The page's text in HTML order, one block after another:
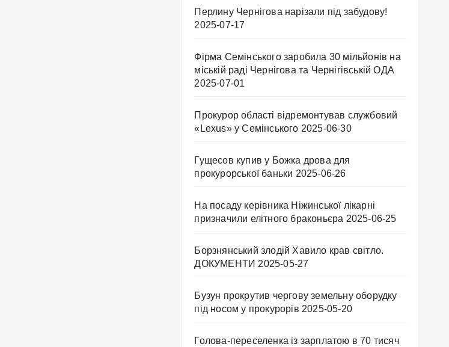
Перлину Чернігова нарізали під забудову!
2025-07-17
Фірма Семінського заробила 30 мільйонів на
міській раді Чернігова та Чернігівській ОДА
2025-07-01
Прокурор області відремонтував службовий
«Lexus» у Семінського 2025-06-30
Гущесов купив у Божка дрова для
прокурорської баньки 2025-06-26
На посаду керівника Ніжинської лікарні
призначили елітного браконьєра 2025-06-25
Борзнянський злодій Хавило крав світло.
ДОКУМЕНТИ 2025-05-27
Бузун прокрутив чергову земельну оборудку
під носом у прокурорів 2025-05-20
Голова-переселенка із зарплатою в 70 тисяч